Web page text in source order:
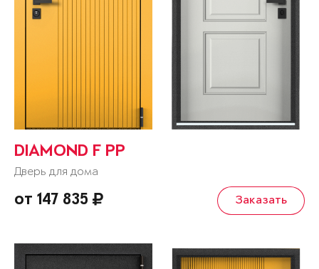
DIAMOND F PP
Дверь для дома
от 147 835 Заказать